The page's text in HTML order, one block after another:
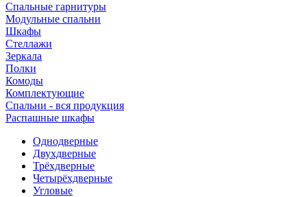
Спальные гарнитуры
Модульные спальни
Шкафы
Стеллажи
Зеркала
Полки
Комоды
Комплектующие
Спальни - вся продукция
Распашные шкафы
Однодверные
Двухдверные
Трёхдверные
Четырёхдверные
Угловые